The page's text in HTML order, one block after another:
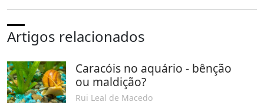
Artigos relacionados
Caracóis no aquário - bênção
ou maldição?
Rui Leal de Macedo